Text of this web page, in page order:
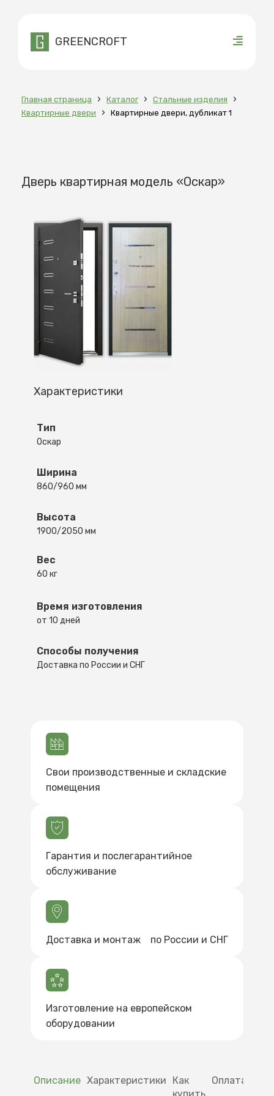
GREENCROFT
Главная страница › Каталог › Стальные изделия ›
Квартирные двери › Квартирные двери, дубликат 1
Дверь квартирная модель «Оскар»
Характеристики
Тип
Оскар
Ширина
860/960 мм
Высота
1900/2050 мм
Вес
60 кг
Время изготовления
от 10 дней
Способы получения
Доставка по России и СНГ
Свои производственные и складские
помещения
Гарантия и послегарантийное
обслуживание
Доставка и монтаж по России и СНГ
Изготовление на европейском
оборудовании
Описание Характеристики
Как
Оплата